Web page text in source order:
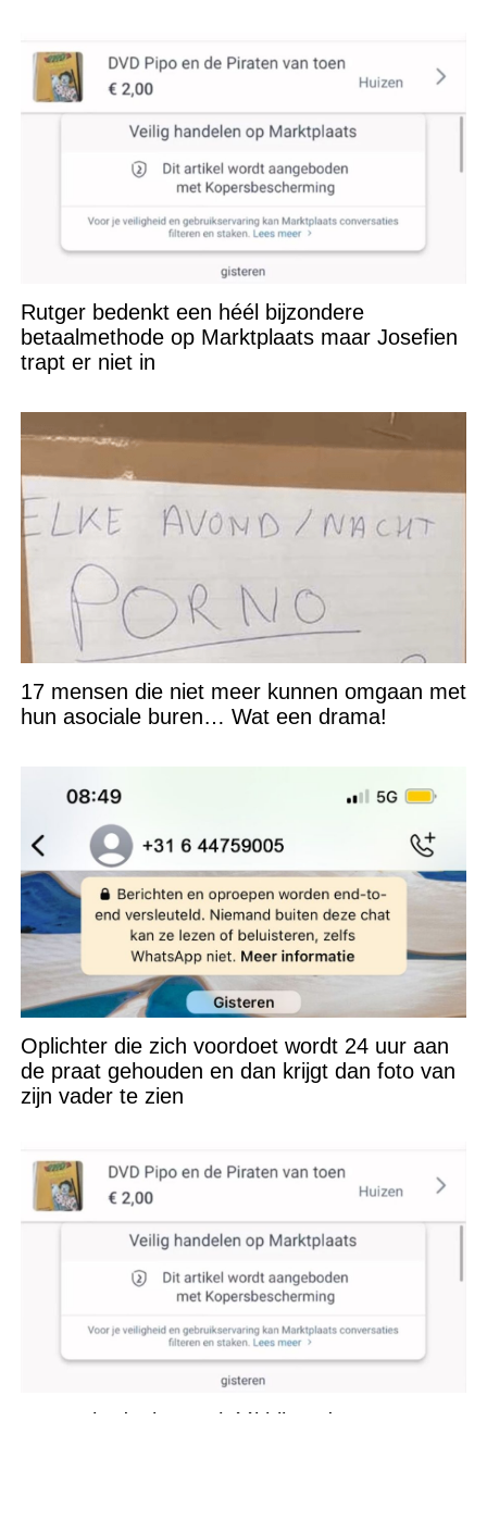
Rutger bedenkt een héél bijzondere
betaalmethode op Marktplaats maar Josefien
trapt er niet in
17 mensen die niet meer kunnen omgaan met
hun asociale buren… Wat een drama!
Oplichter die zich voordoet wordt 24 uur aan
de praat gehouden en dan krijgt dan foto van
zijn vader te zien
Rutger bedenkt een héél bijzondere